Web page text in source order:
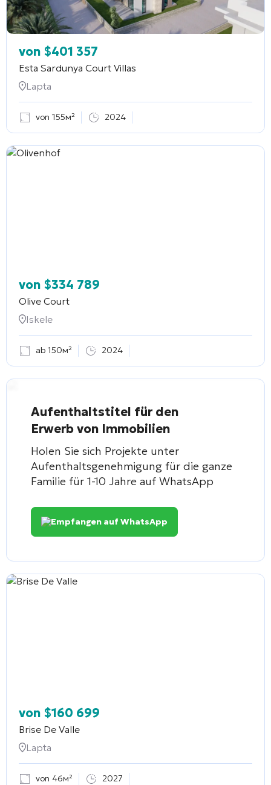
von $401 357
Esta Sardunya Court Villas
Lapta
von 155м² 2024
von $334 789
Olive Court
Iskele
ab 150м² 2024
Aufenthaltstitel für den
Erwerb von Immobilien
Holen Sie sich Projekte unter
Aufenthaltsgenehmigung für die ganze
Familie für 1-10 Jahre auf WhatsApp
Empfangen auf WhatsApp
von $160 699
Brise De Valle
Lapta
von 46м² 2027